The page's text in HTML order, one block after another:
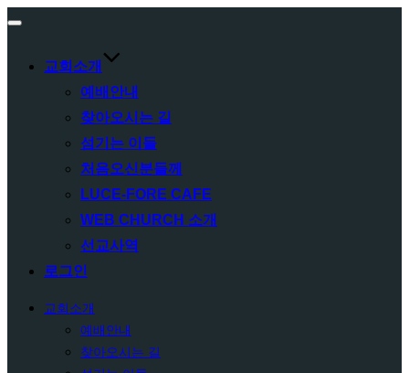
Toggle
교회소개
예배안내
찾아오시는 길
섬기는 이들
처음오신분들께
LUCE-FORE CAFE
WEB CHURCH 소개
선교사역
로그인
교회소개
예배안내
찾아오시는 길